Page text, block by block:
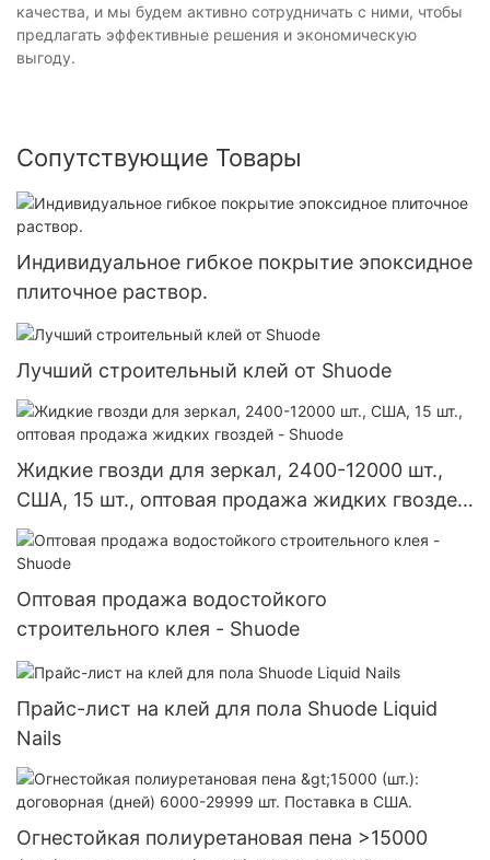
качества, и мы будем активно сотрудничать с ними, чтобы
предлагать эффективные решения и экономическую
выгоду.
Сопутствующие Товары
Индивидуальное гибкое покрытие эпоксидное
плиточное раствор.
Лучший строительный клей от Shuode
Жидкие гвозди для зеркал, 2400-12000 шт.,
США, 15 шт., оптовая продажа жидких гвоздей
- Shuode
Оптовая продажа водостойкого
строительного клея - Shuode
Прайс-лист на клей для пола Shuode Liquid
Nails
Огнестойкая полиуретановая пена >15000